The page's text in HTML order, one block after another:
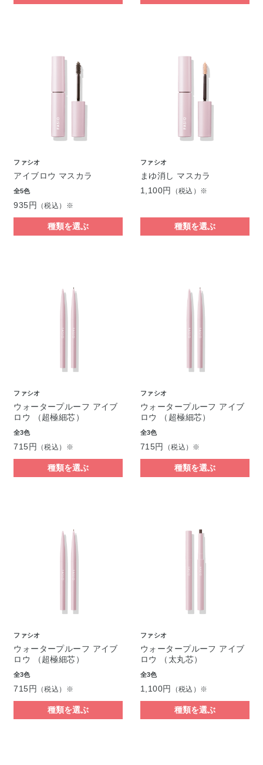
ファシオ
アイブロウ マスカラ
全5色
935円 （税込）※
種類を選ぶ
ファシオ
まゆ消し マスカラ
1,100円
（税込）※
種類を選ぶ
ファシオ
ウォータープルーフ アイブ
ロウ （超極細芯）
全3色
715円 （税込）※
種類を選ぶ
ファシオ
ウォータープルーフ アイブ
ロウ （超極細芯）
全3色
715円 （税込）※
種類を選ぶ
ファシオ
ウォータープルーフ アイブ
ロウ （超極細芯）
全3色
715円 （税込）※
種類を選ぶ
ファシオ
ウォータープルーフ アイブ
ロウ （太丸芯）
全3色
1,100円 （税込）※
種類を選ぶ